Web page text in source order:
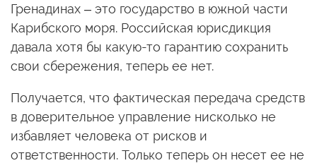
Гренадинах – это государство в южной части
Карибского моря. Российская юрисдикция
давала хотя бы какую-то гарантию сохранить
свои сбережения, теперь ее нет.
Получается, что фактическая передача средств
в доверительное управление нисколько не
избавляет человека от рисков и
ответственности. Только теперь он несет ее не